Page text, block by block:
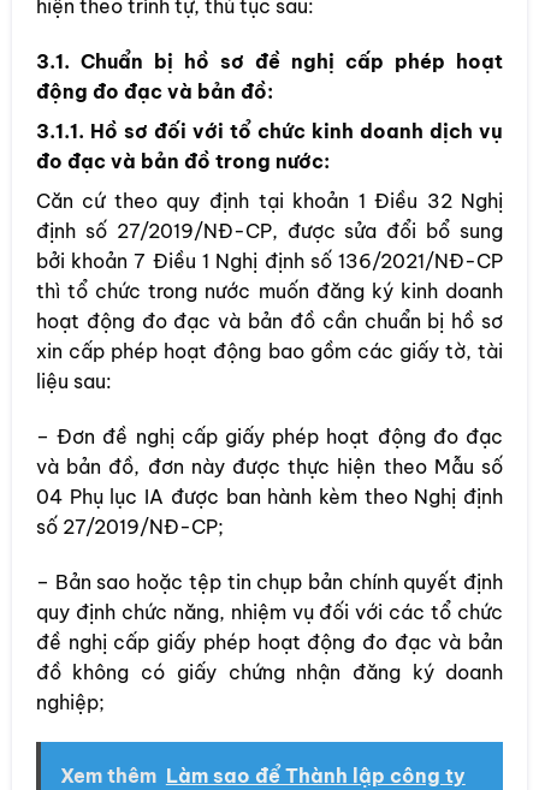
hiện theo trình tự, thủ tục sau:
3.1. Chuẩn bị hồ sơ đề nghị cấp phép hoạt
động đo đạc và bản đồ:
3.1.1. Hồ sơ đối với tổ chức kinh doanh dịch vụ
đo đạc và bản đồ trong nước:
Căn cứ theo quy định tại khoản 1 Điều 32 Nghị
định số 27/2019/NĐ-CP, được sửa đổi bổ sung
bởi khoản 7 Điều 1 Nghị định số 136/2021/NĐ-CP
thì tổ chức trong nước muốn đăng ký kinh doanh
hoạt động đo đạc và bản đồ cần chuẩn bị hồ sơ
xin cấp phép hoạt động bao gồm các giấy tờ, tài
liệu sau:
– Đơn đề nghị cấp giấy phép hoạt động đo đạc
và bản đồ, đơn này được thực hiện theo Mẫu số
04 Phụ lục IA được ban hành kèm theo Nghị định
số 27/2019/NĐ-CP;
– Bản sao hoặc tệp tin chụp bản chính quyết định
quy định chức năng, nhiệm vụ đối với các tổ chức
đề nghị cấp giấy phép hoạt động đo đạc và bản
đồ không có giấy chứng nhận đăng ký doanh
nghiệp;
Xem thêm Làm sao để Thành lập công ty